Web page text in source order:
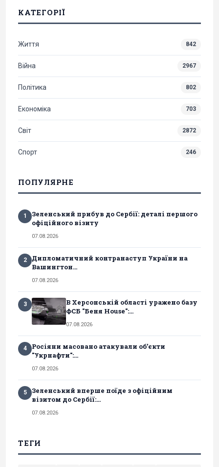
КАТЕГОРІЇ
Життя 842
Війна 2967
Політика 802
Економіка 703
Світ 2872
Спорт 246
ПОПУЛЯРНЕ
1
Зеленський прибув до Сербії: деталі першого
офіційного візиту
07.08.2026
2
Дипломатичний контранаступ України на
Вашингтон...
07.08.2026
3
В Херсонській області уражено базу
ФСБ "Беня House":...
07.08.2026
4
Росіяни масовано атакували обʼєкти
"Укрнафти":...
07.08.2026
5
Зеленський вперше поїде з офіційним
візитом до Сербії:...
07.08.2026
ТЕГИ